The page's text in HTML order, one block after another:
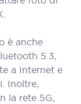
è anche
5.3,
a Internet e
Inoltre,
la rete 5G,